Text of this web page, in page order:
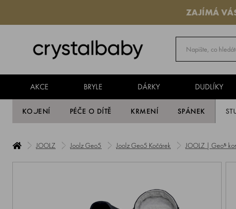
ZAJÍMÁ
AKCE BRYLE DÁRKY DUDLÍKY
KOJENÍ PÉČE O DÍTĚ KRMENÍ SPÁNEK
JOOLZ Joolz Geo5 Joolz Geo5 Kočárek JOOLZ | Geo⁵